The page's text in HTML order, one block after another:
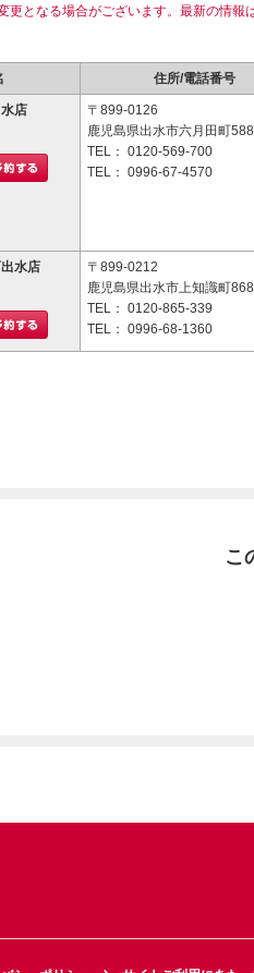
更となる場合がございます。最新の情報
住所/電話番号
店
〒899-0126
鹿児島県出水市六月田町588
TEL： 0120-569-700
TEL： 0996-67-4570
水店
〒899-0212
鹿児島県出水市上知識町868
TEL： 0120-865-339
TEL： 0996-68-1360
こ